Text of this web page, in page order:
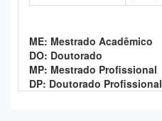
ME: Mestrado Acadêmico
DO: Doutorado
MP: Mestrado Profissional
DP: Doutorado Profissional